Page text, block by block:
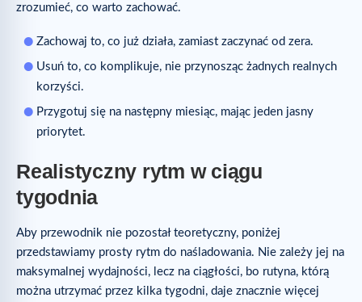
zrozumieć, co warto zachować.
Zachowaj to, co już działa, zamiast zaczynać od zera.
Usuń to, co komplikuje, nie przynosząc żadnych realnych
korzyści.
Przygotuj się na następny miesiąc, mając jeden jasny
priorytet.
Realistyczny rytm w ciągu
tygodnia
Aby przewodnik nie pozostał teoretyczny, poniżej
przedstawiamy prosty rytm do naśladowania. Nie zależy jej na
maksymalnej wydajności, lecz na ciągłości, bo rutyna, którą
można utrzymać przez kilka tygodni, daje znacznie więcej